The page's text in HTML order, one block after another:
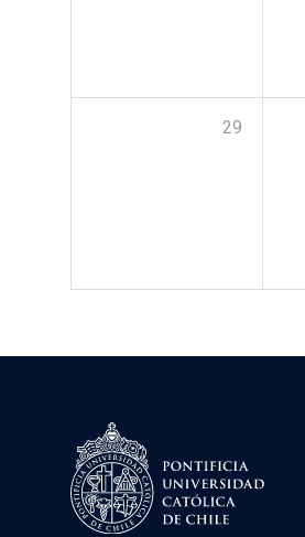
29